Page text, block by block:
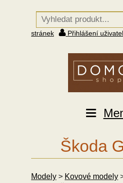
stránek
Přihlášení
Škoda
Modely > Kovové modely